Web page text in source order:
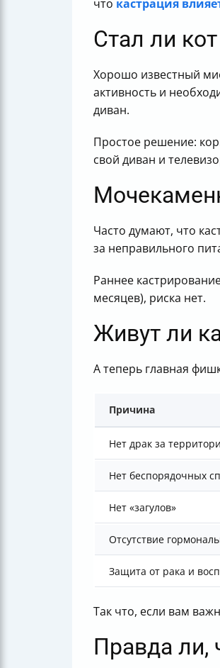
что кастрация
Стал ли
Хорошо известный
активность и
диван.
Простое решение:
свой диван и
Часто думают, что
за неправильного
Раннее
месяцев), риска нет.
Живут ли
А теперь главная
Причина
Нет драк за
Нет беспорядочных
Нет «загулов»
Отсутствие
Защита от рака и
Так что, если вам
Правда ли,